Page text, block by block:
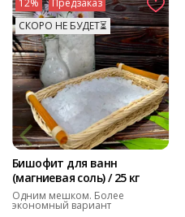
12%
Предзаказ
СКОРО НЕ БУДЕТ⏳
Бишофит для ванн
(магниевая соль) / 25 кг
Одним мешком. Более
экономный вариант